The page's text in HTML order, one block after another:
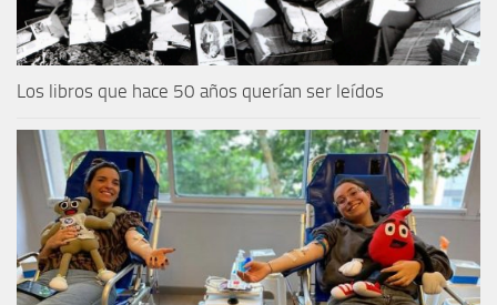
Los libros que hace 50 años querían ser leídos